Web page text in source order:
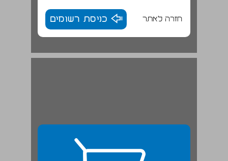
חזרה לאתר כניסת רשומים
יחידה 2: סמלים בעולם היהודי ... 23